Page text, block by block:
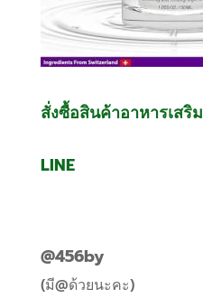
สั่งซื้อสินค้าอาหารเสริม
LINE
@456by
(มี@ด้วยนะคะ)